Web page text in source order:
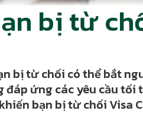
bị từ
bị từ chối có thể bắt
ứng các yêu cầu
bạn bị từ chối Visa